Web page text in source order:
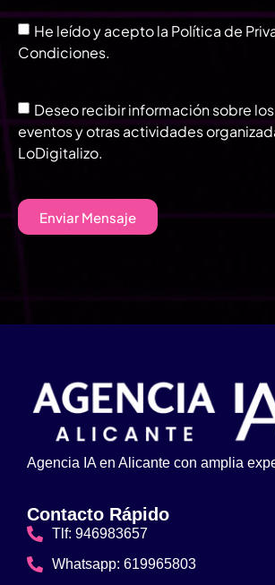
He leído y acepto la Política de
Condiciones.
Deseo recibir información sobre
eventos y otras actividades
LoDigitalizo.
Enviar Mensaje
Agencia IA en Alicante con amplia
Contacto Rápido
Tlf: 946983657
Whatsapp: 619965803